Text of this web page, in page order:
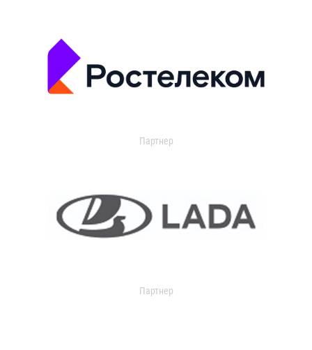
Партнер
Партнер